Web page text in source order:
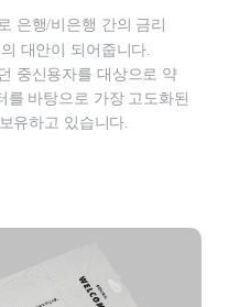
은행/비은행 간의 금리
대안이 되어줍니다.
중신용자를 대상으로 약
를 바탕으로 가장 고도화된
유하고 있습니다.